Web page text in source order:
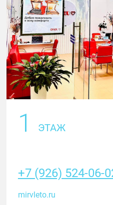
1 ЭТАЖ
+7 (926) 524-06-
mirvleto.ru